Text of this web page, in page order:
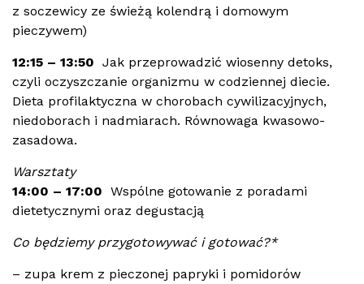
z soczewicy ze świeżą kolendrą i domowym
pieczywem)
12:15 – 13:50 Jak przeprowadzić wiosenny detoks,
czyli oczyszczanie organizmu w codziennej diecie.
Dieta profilaktyczna w chorobach cywilizacyjnych,
niedoborach i nadmiarach. Równowaga kwasowo-
zasadowa.
Warsztaty
14:00 – 17:00 Wspólne gotowanie z poradami
dietetycznymi oraz degustacją
Co będziemy przygotowywać i gotować?*
– zupa krem z pieczonej papryki i pomidorów